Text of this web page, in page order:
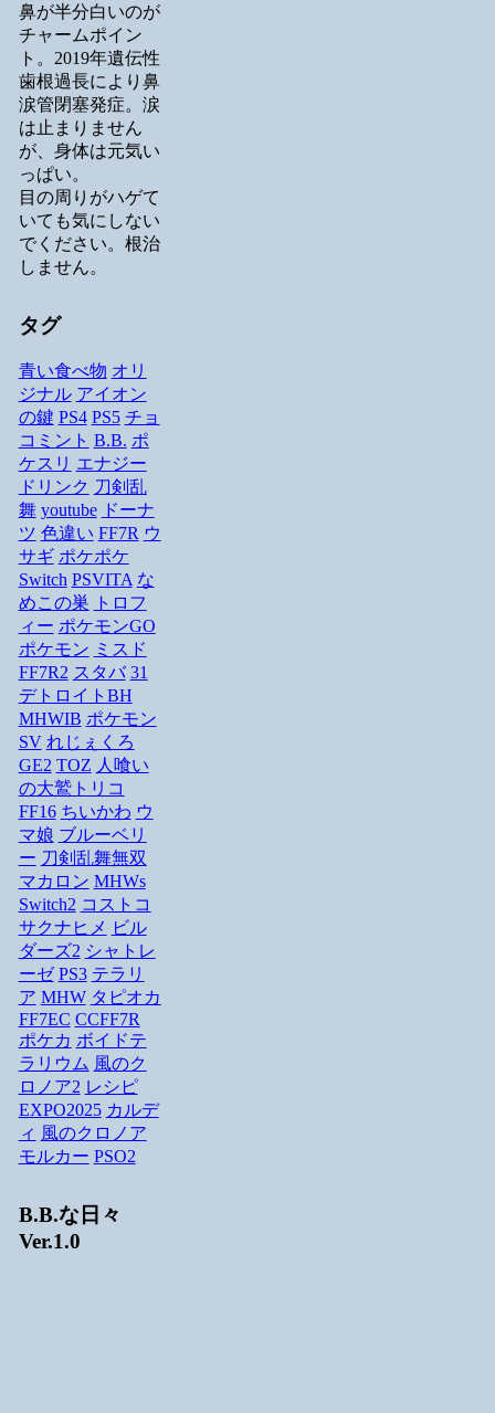
鼻が半分白いのが
チャームポイン
ト。2019年遺伝性
歯根過長により鼻
涙管閉塞発症。涙
は止まりません
が、身体は元気い
っぱい。
目の周りがハゲて
いても気にしない
でください。根治
しません。
タグ
青い食べ物 オリ
ジナル アイオン
の鍵 PS4 PS5 チョ
コミント B.B. ポ
ケスリ エナジー
ドリンク 刀剣乱
舞 youtube
ドーナ
ツ 色違い FF7R ウ
サギ ポケポケ
Switch PSVITA な
めこの巣
トロフ
ィー ポケモンGO
ポケモン ミスド
FF7R2 スタバ 31
デトロイトBH
MHWIB ポケモン
SV れじぇくろ
GE2 TOZ 人喰い
の大鷲トリコ
FF16 ちいかわ ウ
マ娘 ブルーベリ
ー 刀剣乱舞無双
マカロン MHWs
Switch2 コストコ
サクナヒメ ビル
ダーズ2 シャトレ
ーゼ PS3 テラリ
ア MHW タピオカ
FF7EC CCFF7R
ポケカ ボイドテ
ラリウム 風のク
ロノア2 レシピ
EXPO2025 カルデ
ィ 風のクロノア
モルカー PSO2
B.B.な日々
Ver.1.0